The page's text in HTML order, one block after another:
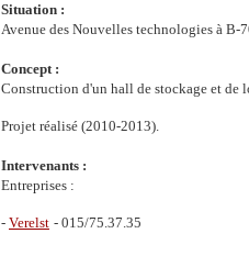
Situation :
Avenue des Nouvelles technologies à B-
Concept :
Construction d'un hall de stockage et de
Projet réalisé (2010-2013).
Intervenants :
Entreprises :
- Verelst - 015/75.37.35